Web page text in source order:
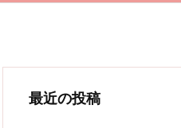
最近の投稿